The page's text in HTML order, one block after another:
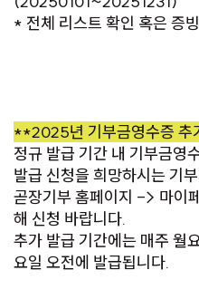
* 전체 리스트 확인 혹은 증
**2025년 기부금영수증 추
정규 발급 기간 내 기부금영
발급 신청을 희망하시는 기
곧장기부 홈페이지 -> 마이
해 신청 바랍니다.
추가 발급 기간에는 매주 월
요일 오전에 발급됩니다.